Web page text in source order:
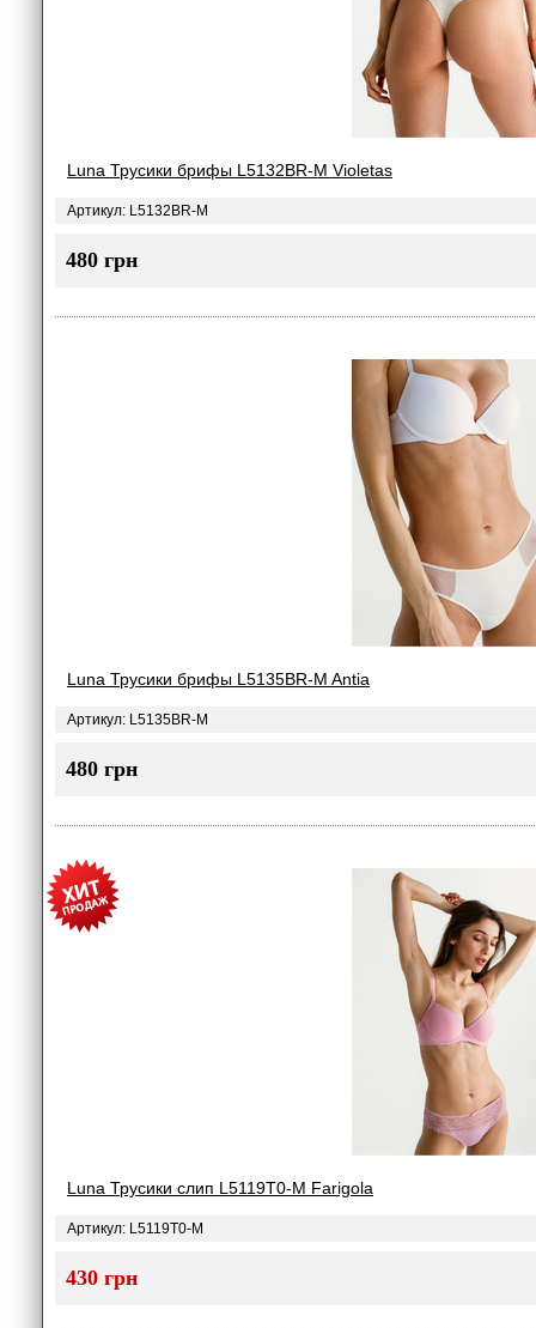
Luna Трусики брифы L5132BR-M Violetas
Артикул: L5132BR-M
480 грн
Luna Трусики брифы L5135BR-M Antia
Артикул: L5135BR-M
480 грн
Luna Трусики слип L5119T0-M Farigola
Артикул: L5119T0-M
430 грн